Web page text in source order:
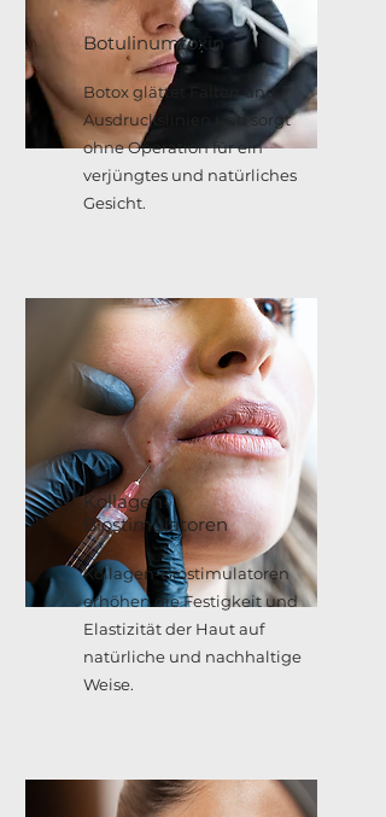
Botulinumtoxin
Botox glättet Falten und
Ausdruckslinien und sorgt
ohne Operation für ein
verjüngtes und natürliches
Gesicht.
Kollagen-
Biostimulatoren
Kollagen-Biostimulatoren
erhöhen die Festigkeit und
Elastizität der Haut auf
natürliche und nachhaltige
Weise.